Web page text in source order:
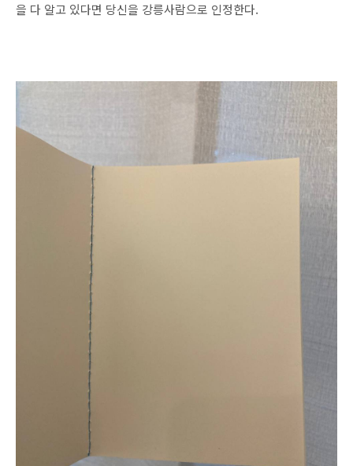
을 다 알고 있다면 당신을 강릉사람으로 인정한다.